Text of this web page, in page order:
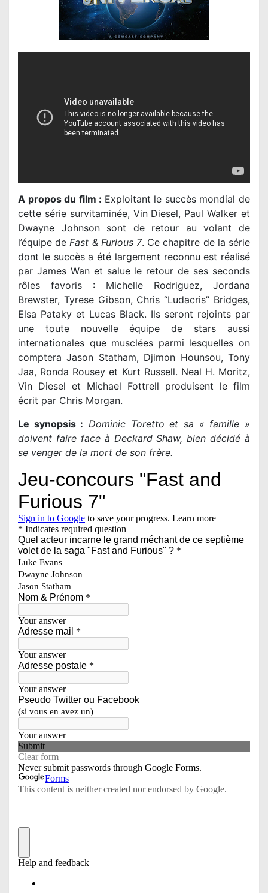
A propos du film : Exploitant le succès mondial de
cette série survitaminée, Vin Diesel, Paul Walker et
Dwayne Johnson sont de retour au volant de
l’équipe deFast & Furious 7. Ce chapitre de la série
dont le succès a été largement reconnu est réalisé
par James Wan et salue le retour de ses seconds
rôles favoris : Michelle Rodriguez, Jordana
Brewster, Tyrese Gibson, Chris “Ludacris” Bridges,
Elsa Pataky et Lucas Black. Ils seront rejoints par
une toute nouvelle équipe de stars aussi
internationales que musclées parmi lesquelles on
comptera Jason Statham, Djimon Hounsou, Tony
Jaa, Ronda Rousey et Kurt Russell. Neal H. Moritz,
Vin Diesel et Michael Fottrell produisent le film
écrit par Chris Morgan.
Le synopsis : Dominic Toretto et sa « famille »
doivent faire face à Deckard Shaw, bien décidé à
se venger de la mort de son frère.